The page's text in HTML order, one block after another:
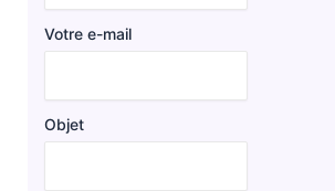
Votre e-mail
Objet